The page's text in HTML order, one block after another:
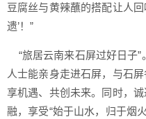
豆腐丝与黄辣蘸的搭配让人
遗’！”
“旅居云南来石屏过好日子”
人士能亲身走进石屏，与石
享机遇、共创未来。同时，
融，享受“始于山水，归于烟火